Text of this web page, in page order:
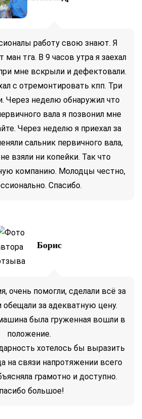
работу свою знают. Я
ман тга. В 9 часов утра я заехал
мне вскрыли и дефектовали.
с отремонтировать кпп. Три
Через неделю обнаружил что
вала я позвонил мне
Через неделю я приехал за
сальник первичного вала,
взяли ни копейки. Так что
компанию. Молодцы честно,
Спасибо.
Борис
очень помогли, сделали всё за
обещали за адекватную цену.
была груженная вошли в
положение.
хотелось бы выразить
на связи напротяжении всего
грамотно и доступно.
большое!